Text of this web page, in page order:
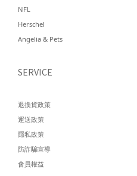
NFL
Herschel
Angelia & Pets
SERVICE
退換貨政策
運送政策
隱私政策
防詐騙宣導
會員權益